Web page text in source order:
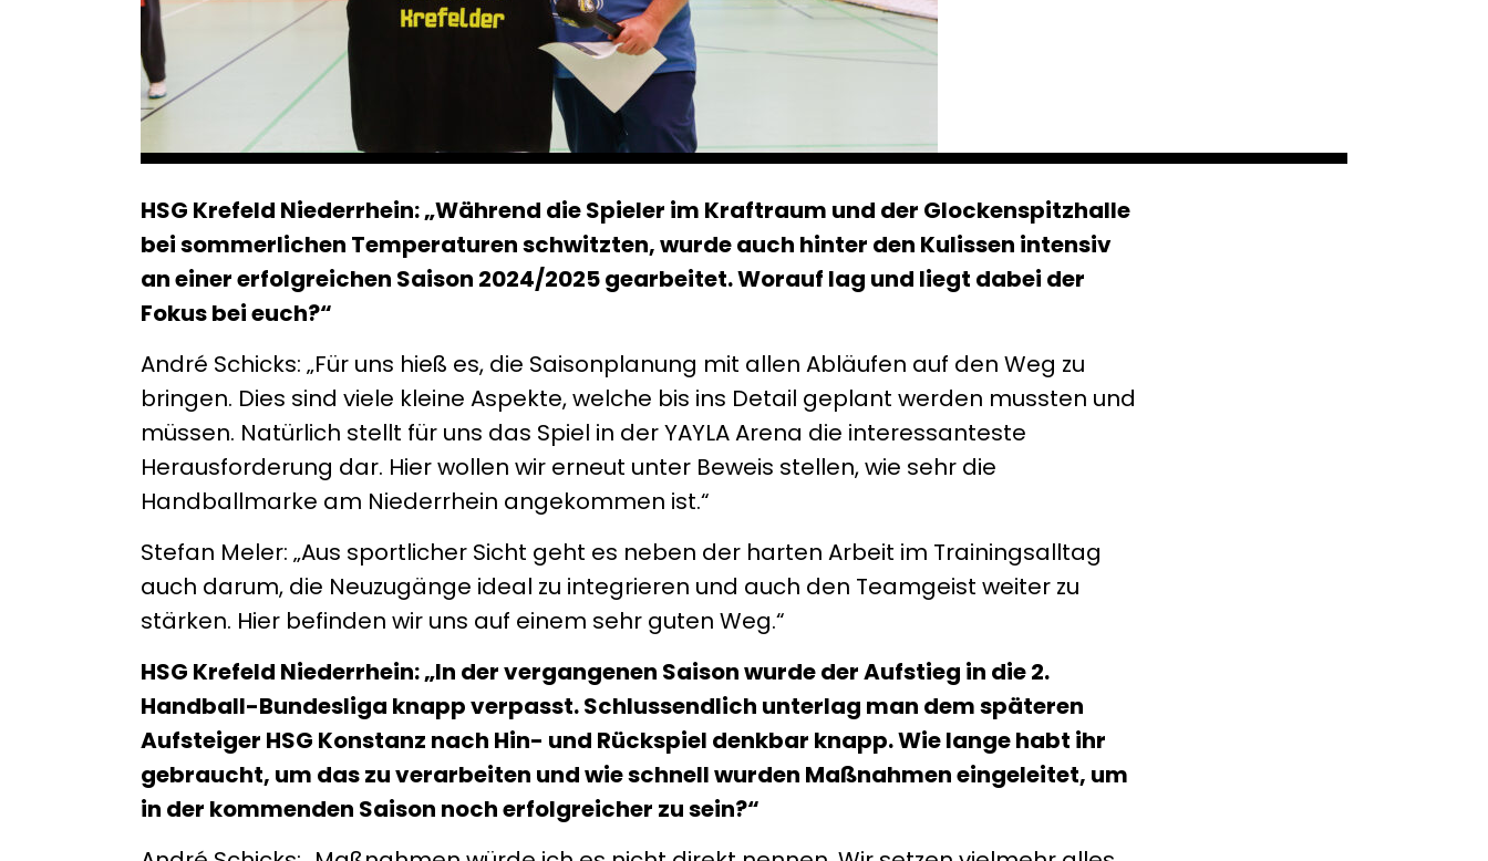
HSG Krefeld Niederrhein: „Während die Spieler im Kraftraum und der Glockenspitzhalle
bei sommerlichen Temperaturen schwitzten, wurde auch hinter den Kulissen intensiv
an einer erfolgreichen Saison 2024/2025 gearbeitet. Worauf lag und liegt dabei der
Fokus bei euch?“
André Schicks: „Für uns hieß es, die Saisonplanung mit allen Abläufen auf den Weg zu
bringen. Dies sind viele kleine Aspekte, welche bis ins Detail geplant werden mussten und
müssen. Natürlich stellt für uns das Spiel in der YAYLA Arena die interessanteste
Herausforderung dar. Hier wollen wir erneut unter Beweis stellen, wie sehr die
Handballmarke am Niederrhein angekommen ist.“
Stefan Meler: „Aus sportlicher Sicht geht es neben der harten Arbeit im Trainingsalltag
auch darum, die Neuzugänge ideal zu integrieren und auch den Teamgeist weiter zu
stärken. Hier befinden wir uns auf einem sehr guten Weg.“
HSG Krefeld Niederrhein: „In der vergangenen Saison wurde der Aufstieg in die 2.
Handball-Bundesliga knapp verpasst. Schlussendlich unterlag man dem späteren
Aufsteiger HSG Konstanz nach Hin- und Rückspiel denkbar knapp. Wie lange habt ihr
gebraucht, um das zu verarbeiten und wie schnell wurden Maßnahmen eingeleitet, um
in der kommenden Saison noch erfolgreicher zu sein?“